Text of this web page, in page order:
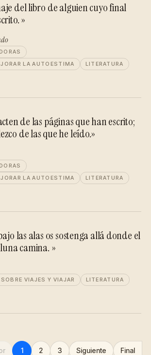
del libro de alguien cuyo final
»
LA AUTOESTIMA
LITERATURA
de las páginas que han escrito;
de las que he leído.»
LA AUTOESTIMA
LITERATURA
las alas os sostenga allá donde el
camina. »
VIAJES Y VIAJAR LITERATURA
1 2 3 Siguiente Final